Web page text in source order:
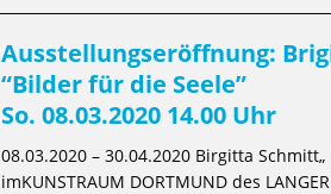
Ausstellungseröffnung:
“Bilder für die Seele”
So. 08.03.2020 14.00 Uhr
08.03.2020 – 30.04.2020 Birgitta
imKUNSTRAUM DORTMUND des